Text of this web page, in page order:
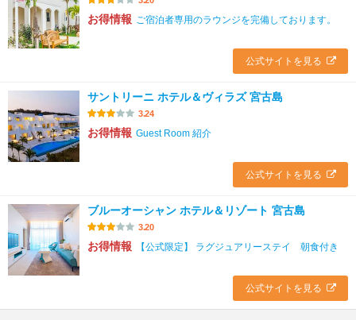
お得情報 ご宿泊者専用のラウンジを完備しております。
公式サイトを見る
サントリーニ ホテル＆ヴィラズ 宮古島
3.24
お得情報 Guest Room 紹介
公式サイトを見る
ブルーオーシャン ホテル＆リゾート 宮古島
3.20
お得情報 【公式限定】 ラグジュアリーステイ 朝食付き
公式サイトを見る